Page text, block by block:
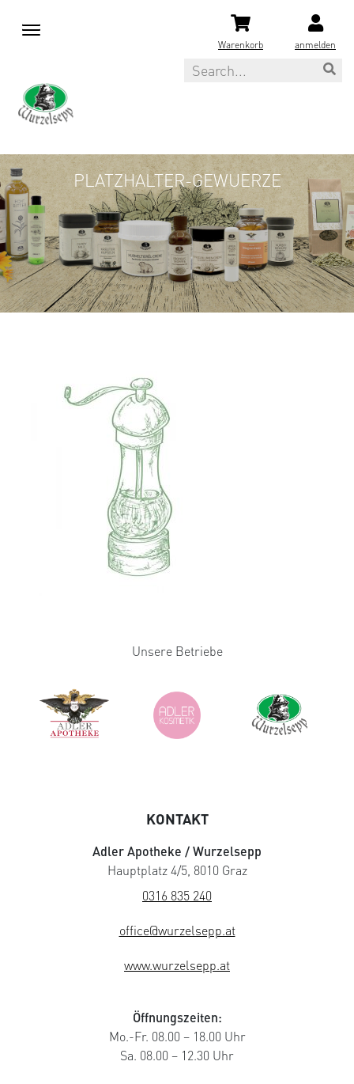
M
Warenkorb anmelden
Search
PLATZHALTER-GEWUERZE
Unsere Betriebe
KONTAKT
Adler Apotheke / Wurzelsepp
Hauptplatz 4/5, 8010 Graz
0316 835 240
office@wurzelsepp.at
www.wurzelsepp.at
Öffnungszeiten:
Mo.-Fr. 08.00 – 18.00 Uhr
Sa. 08.00 – 12.30 Uhr